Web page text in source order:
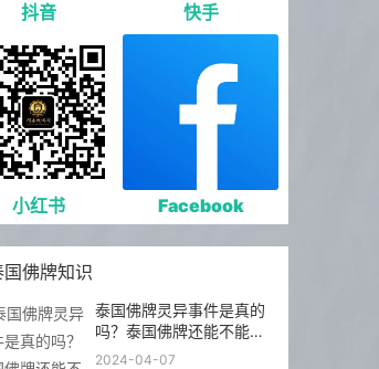
抖音 快手
小红书 Facebook
国佛牌知识
泰国佛牌灵异事件是真的
吗？泰国佛牌还能不能
请？
2024-04-07